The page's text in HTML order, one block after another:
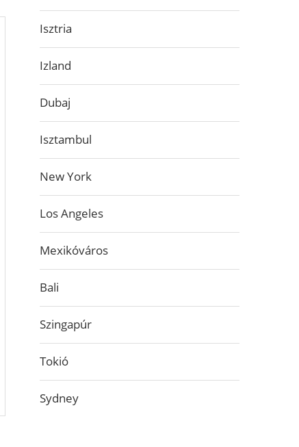
Isztria
Izland
Dubaj
Isztambul
New York
Los Angeles
Mexikóváros
Bali
Szingapúr
Tokió
Sydney